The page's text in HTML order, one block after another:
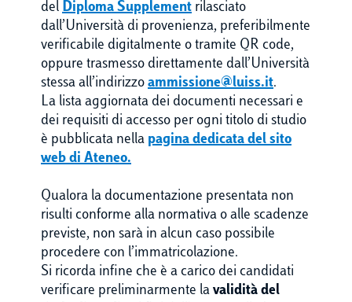
del Diploma Supplement rilasciato
dall’Università di provenienza, preferibilmente
verificabile digitalmente o tramite QR code,
oppure trasmesso direttamente dall’Università
stessa all’indirizzo ammissione@luiss.it.
La lista aggiornata dei documenti necessari e
dei requisiti di accesso per ogni titolo di studio
è pubblicata nella pagina dedicata del sito
web di Ateneo.
Qualora la documentazione presentata non
risulti conforme alla normativa o alle scadenze
previste, non sarà in alcun caso possibile
procedere con l’immatricolazione.
Si ricorda infine che è a carico dei candidati
verificare preliminarmente la validità del